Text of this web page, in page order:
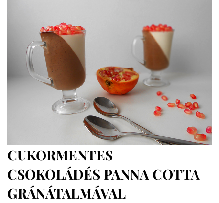
CUKORMENTES
CSOKOLÁDÉS PANNA COTTA
GRÁNÁTALMÁVAL